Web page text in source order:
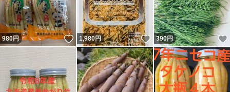
980円 いいね！
1,980円 いいね！
390円